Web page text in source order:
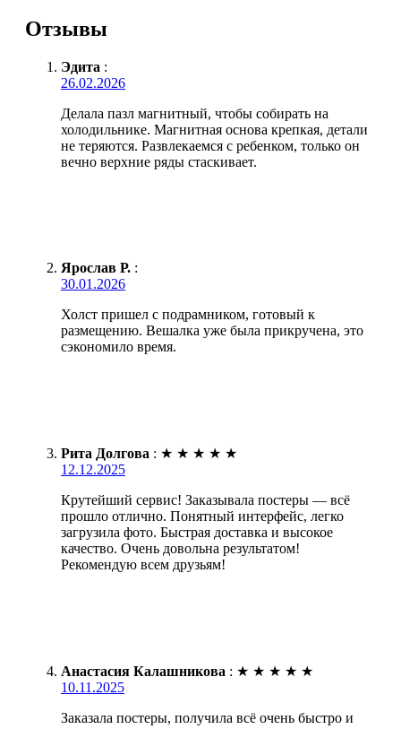
Отзывы
Эдита :
26.02.2026
Делала пазл магнитный, чтобы собирать на
холодильнике. Магнитная основа крепкая, детали
не теряются. Развлекаемся с ребенком, только он
вечно верхние ряды стаскивает.
Ярослав Р. :
30.01.2026
Холст пришел с подрамником, готовый к
размещению. Вешалка уже была прикручена, это
сэкономило время.
Рита Долгова : ★ ★ ★ ★ ★
12.12.2025
Крутейший сервис! Заказывала постеры — всё
прошло отлично. Понятный интерфейс, легко
загрузила фото. Быстрая доставка и высокое
качество. Очень довольна результатом!
Рекомендую всем друзьям!
Анастасия Калашникова : ★ ★ ★ ★ ★
10.11.2025
Заказала постеры, получила всё очень быстро и